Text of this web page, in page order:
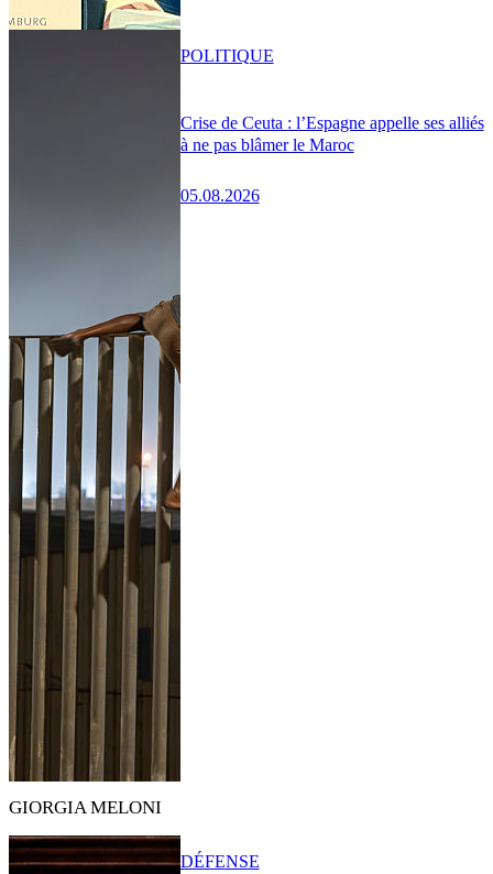
Crise de Ceuta : l’Espagne appelle ses alliés
à ne pas blâmer le Maroc
05.08.2026
POLITIQUE
GIORGIA MELONI
DÉFENSE